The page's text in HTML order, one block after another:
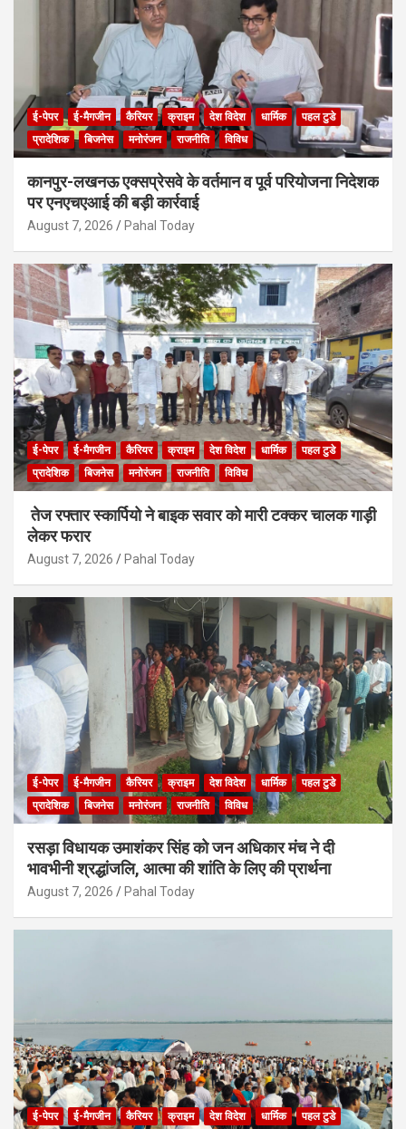
ई-पेपर ई-मैगजीन कैरियर क्राइम देश विदेश धार्मिक
पहल टुडे
प्रादेशिक
बिजनेस मनोरंजन राजनीति विविध
कानपुर-लखनऊ एक्सप्रेसवे के वर्तमान व पूर्व परियोजना निदेशक
पर एनएचएआई की बड़ी कार्रवाई
August 7, 2026 Pahal Today
ई-पेपर ई-मैगजीन कैरियर क्राइम देश विदेश धार्मिक
पहल टुडे
प्रादेशिक
बिजनेस मनोरंजन राजनीति विविध
तेज रफ्तार स्कार्पियो ने बाइक सवार को मारी टक्कर चालक गाड़ी
लेकर फरार
August 7, 2026 Pahal Today
ई-पेपर ई-मैगजीन कैरियर क्राइम देश विदेश धार्मिक
पहल टुडे
प्रादेशिक
बिजनेस मनोरंजन राजनीति विविध
रसड़ा विधायक उमाशंकर सिंह को जन अधिकार मंच ने दी
भावभीनी श्रद्धांजलि, आत्मा की शांति के लिए की प्रार्थना
August 7, 2026 Pahal Today
ई-पेपर ई-मैगजीन कैरियर क्राइम देश विदेश धार्मिक पहल टुडे